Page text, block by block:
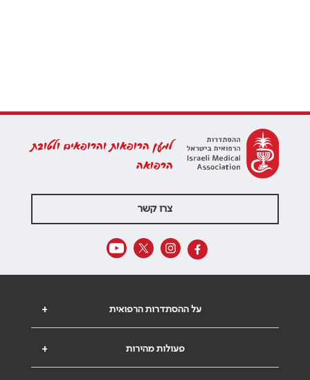
למען הרופאות והרופאים ולטובת
הרפואה
צרו קשר
+ על ההסתדרות הרפואית
+ פעולות מהירות